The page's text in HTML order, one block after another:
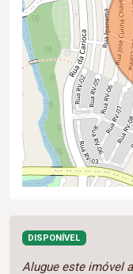
DISPONÍVEL
Alugue este imóvel